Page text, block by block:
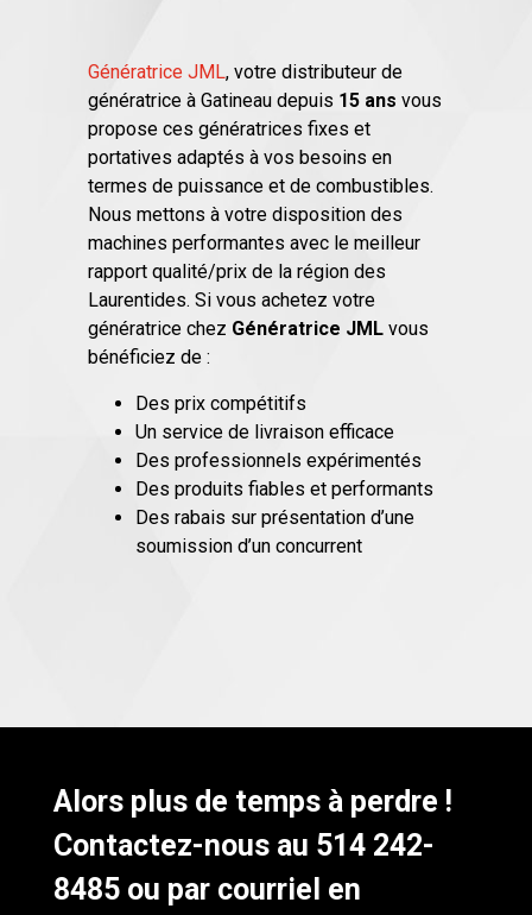
Génératrice JML, votre distributeur de
génératrice à Gatineau depuis 15 ans vous
propose ces génératrices fixes et
portatives adaptés à vos besoins en
termes de puissance et de combustibles.
Nous mettons à votre disposition des
machines performantes avec le meilleur
rapport qualité/prix de la région des
Laurentides. Si vous achetez votre
génératrice chez Génératrice JML vous
bénéficiez de :
Des prix compétitifs
Un service de livraison efficace
Des professionnels expérimentés
Des produits fiables et performants
Des rabais sur présentation d’une
soumission d’un concurrent
Alors plus de temps à perdre !
Contactez-nous au 514 242-
8485ou par courriel en